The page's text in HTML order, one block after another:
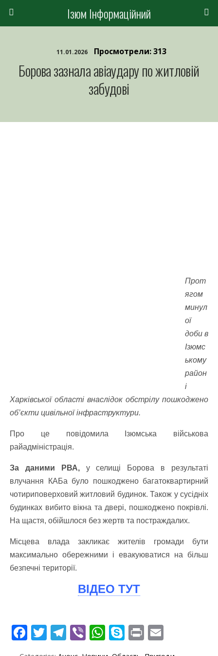
Ізюм Інформаційний
11.01.2026 Просмотрели: 313
Борова зазнала авіаудару по житловій
забудові
Прот
ягом
минул
ої
доби в
Ізюмс
ькому
район
і
Харківської області внаслідок обстрілу пошкоджено
об’єкти цивільної інфраструктури.
Про це повідомила Ізюмська військова
райадміністрація.
За даними РВА,у селищі Борова в результаті
влучання КАБа було пошкоджено багатоквартирний
чотириповерховий житловий будинок. Також у сусідніх
будинках вибито вікна та двері, пошкоджено покрівлі.
На щастя, обійшлося без жертв та постраждалих.
Місцева влада закликає жителів громади бути
максимально обережними і евакуюватися на більш
безпечні території.
ВІДЕО ТУТ
F T T Vi W S Pr